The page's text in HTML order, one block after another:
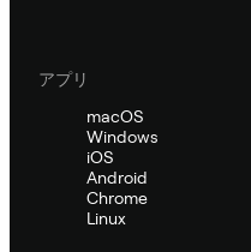
アプリ
macOS
Windows
iOS
Android
Chrome
Linux